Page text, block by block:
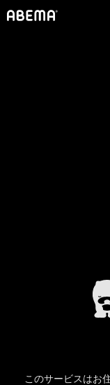
このサービスはお